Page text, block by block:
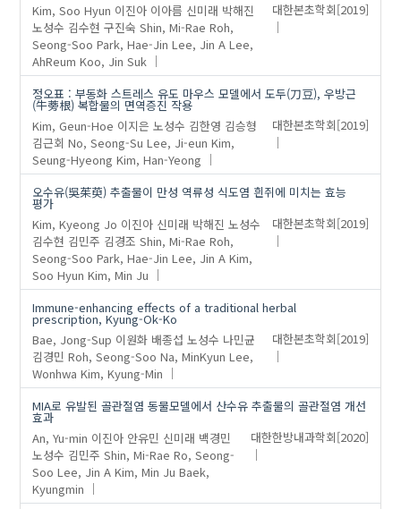
Kim, Soo Hyun 이진아 이아름 신미래 박해진
노성수 김수현 구진숙 Shin, Mi-Rae Roh,
Seong-Soo Park, Hae-Jin Lee, Jin A Lee,
AhReum Koo, Jin Suk
대한본초학회[2019]
정오표 : 부동화 스트레스 유도 마우스 모델에서 도두(刀豆), 우방근
(牛蒡根) 복합물의 면역증진 작용
Kim, Geun-Hoe 이지은 노성수 김한영 김승형
김근회 No, Seong-Su Lee, Ji-eun Kim,
Seung-Hyeong Kim, Han-Yeong
대한본초학회[2019]
오수유(吳茱萸) 추출물이 만성 역류성 식도염 흰쥐에 미치는 효능
평가
Kim, Kyeong Jo 이진아 신미래 박해진 노성수
김수현 김민주 김경조 Shin, Mi-Rae Roh,
Seong-Soo Park, Hae-Jin Lee, Jin A Kim,
Soo Hyun Kim, Min Ju
대한본초학회[2019]
Immune-enhancing effects of a traditional herbal
prescription, Kyung-Ok-Ko
Bae, Jong-Sup 이원화 배종섭 노성수 나민균
김경민 Roh, Seong-Soo Na, MinKyun Lee,
Wonhwa Kim, Kyung-Min
대한본초학회[2019]
MIA로 유발된 골관절염 동물모델에서 산수유 추출물의 골관절염 개선
효과
An, Yu-min 이진아 안유민 신미래 백경민
노성수 김민주 Shin, Mi-Rae Ro, Seong-
Soo Lee, Jin A Kim, Min Ju Baek,
Kyungmin
대한한방내과학회[2020]